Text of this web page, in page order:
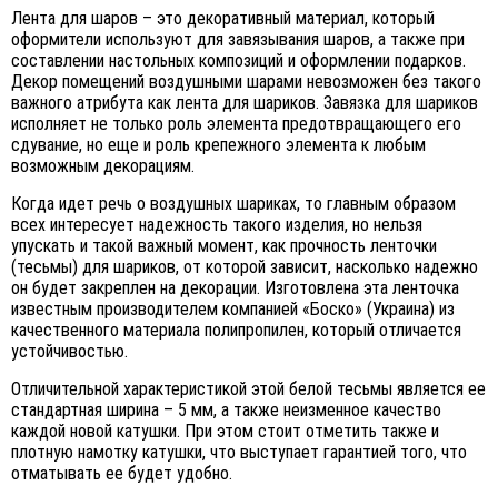
Лента для шаров – это декоративный материал, который
оформители используют для завязывания шаров, а также при
составлении настольных композиций и оформлении подарков.
Декор помещений воздушными шарами невозможен без такого
важного атрибута как лента для шариков. Завязка для шариков
исполняет не только роль элемента предотвращающего его
сдувание, но еще и роль крепежного элемента к любым
возможным декорациям.
Когда идет речь о воздушных шариках, то главным образом
всех интересует надежность такого изделия, но нельзя
упускать и такой важный момент, как прочность ленточки
(тесьмы) для шариков, от которой зависит, насколько надежно
он будет закреплен на декорации. Изготовлена эта ленточка
известным производителем компанией «Боско» (Украина) из
качественного материала полипропилен, который отличается
устойчивостью.
Отличительной характеристикой этой белой тесьмы является ее
стандартная ширина – 5 мм, а также неизменное качество
каждой новой катушки. При этом стоит отметить также и
плотную намотку катушки, что выступает гарантией того, что
отматывать ее будет удобно.